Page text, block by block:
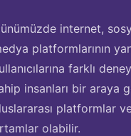
internet,
platformlarının
farklı
insanları bir araya
platformlar
olabilir.